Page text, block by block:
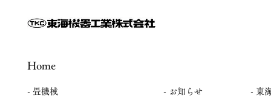
す 📍山形会場 本間金六畳店様
年8月19日（水） 10：00～
14：00 ✨展示機種 ・ホープス
15:00 開催
Home
- 畳機械
- お知らせ
- 東